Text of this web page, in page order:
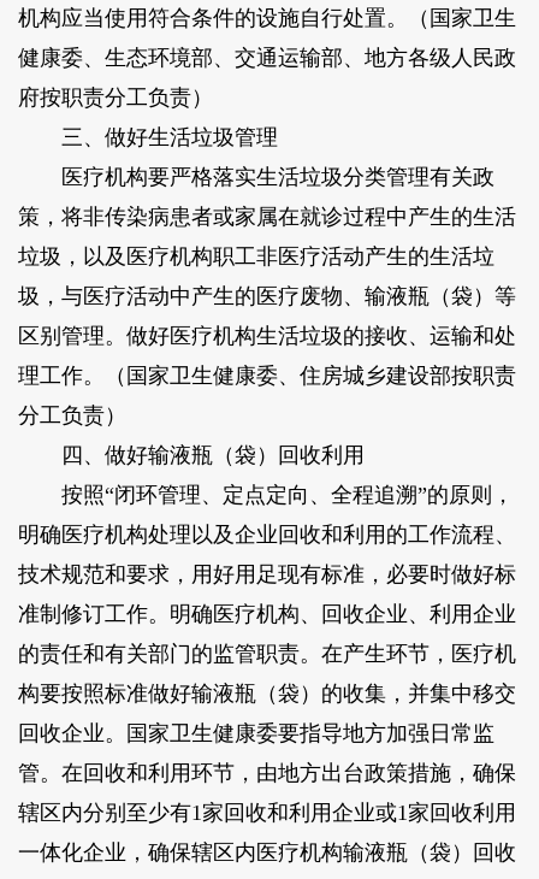
机构应当使用符合条件的设施自行处置。（国家卫生
健康委、生态环境部、交通运输部、地方各级人民政
府按职责分工负责）
三、做好生活垃圾管理
医疗机构要严格落实生活垃圾分类管理有关政
策，将非传染病患者或家属在就诊过程中产生的生活
垃圾，以及医疗机构职工非医疗活动产生的生活垃
圾，与医疗活动中产生的医疗废物、输液瓶（袋）等
区别管理。做好医疗机构生活垃圾的接收、运输和处
理工作。（国家卫生健康委、住房城乡建设部按职责
分工负责）
四、做好输液瓶（袋）回收利用
按照“闭环管理、定点定向、全程追溯”的原则，
明确医疗机构处理以及企业回收和利用的工作流程、
技术规范和要求，用好用足现有标准，必要时做好标
准制修订工作。明确医疗机构、回收企业、利用企业
的责任和有关部门的监管职责。在产生环节，医疗机
构要按照标准做好输液瓶（袋）的收集，并集中移交
回收企业。国家卫生健康委要指导地方加强日常监
管。在回收和利用环节，由地方出台政策措施，确保
辖区内分别至少有1家回收和利用企业或1家回收利用
一体化企业，确保辖区内医疗机构输液瓶（袋）回收